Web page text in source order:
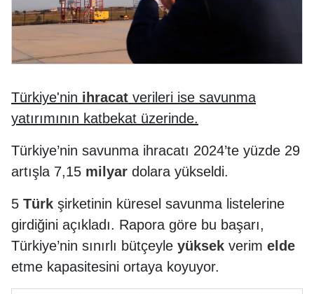
Türkiye'nin ihracat verileri ise savunma
yatırımının katbekat üzerinde.
Türkiye’nin savunma ihracatı 2024’te yüzde 29
artışla 7,15 milyar dolara yükseldi.
5 Türk şirketinin küresel savunma listelerine
girdiğini açıkladı. Rapora göre bu başarı,
Türkiye’nin sınırlı bütçeyle yüksek verim elde
etme kapasitesini ortaya koyuyor.